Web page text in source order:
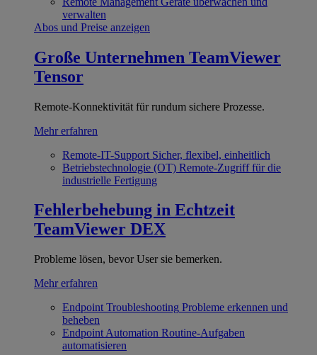
verwalten
Abos und Preise anzeigen
Große Unternehmen TeamViewer
Tensor
Remote-Konnektivität für rundum sichere Prozesse.
Mehr erfahren
Remote-IT-Support Sicher, flexibel, einheitlich
Betriebstechnologie (OT) Remote-Zugriff für die
industrielle Fertigung
Fehlerbehebung in Echtzeit
TeamViewer DEX
Probleme lösen, bevor User sie bemerken.
Mehr erfahren
Endpoint Troubleshooting Probleme erkennen und
beheben
Endpoint Automation Routine-Aufgaben
automatisieren